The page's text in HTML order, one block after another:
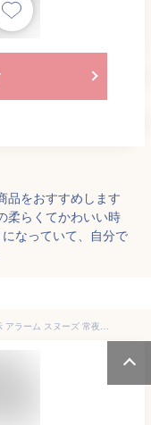
品をおすすめします
柔らくてかわいい時
なっていて、自分で
クマ 置き時計 デジタル 目覚まし時計 LED表示 アラーム スヌーズ 常夜灯 かわいい 大音量 音感センサー 卓上 置時計 温度計 カレンダー ナイトライト 子供 女の子 男の子 プレゼント 送料無料